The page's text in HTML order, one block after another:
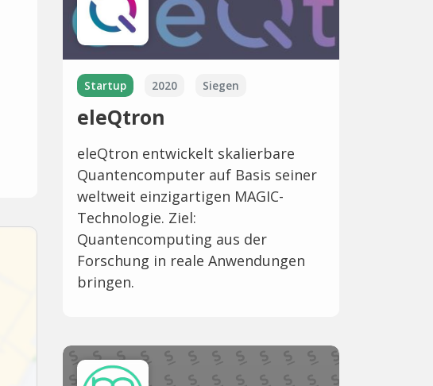
Startup 2020 Siegen
eleQtron
eleQtron entwickelt skalierbare
Quantencomputer auf Basis seiner
weltweit einzigartigen MAGIC-
Technologie. Ziel:
Quantencomputing aus der
Forschung in reale Anwendungen
bringen.